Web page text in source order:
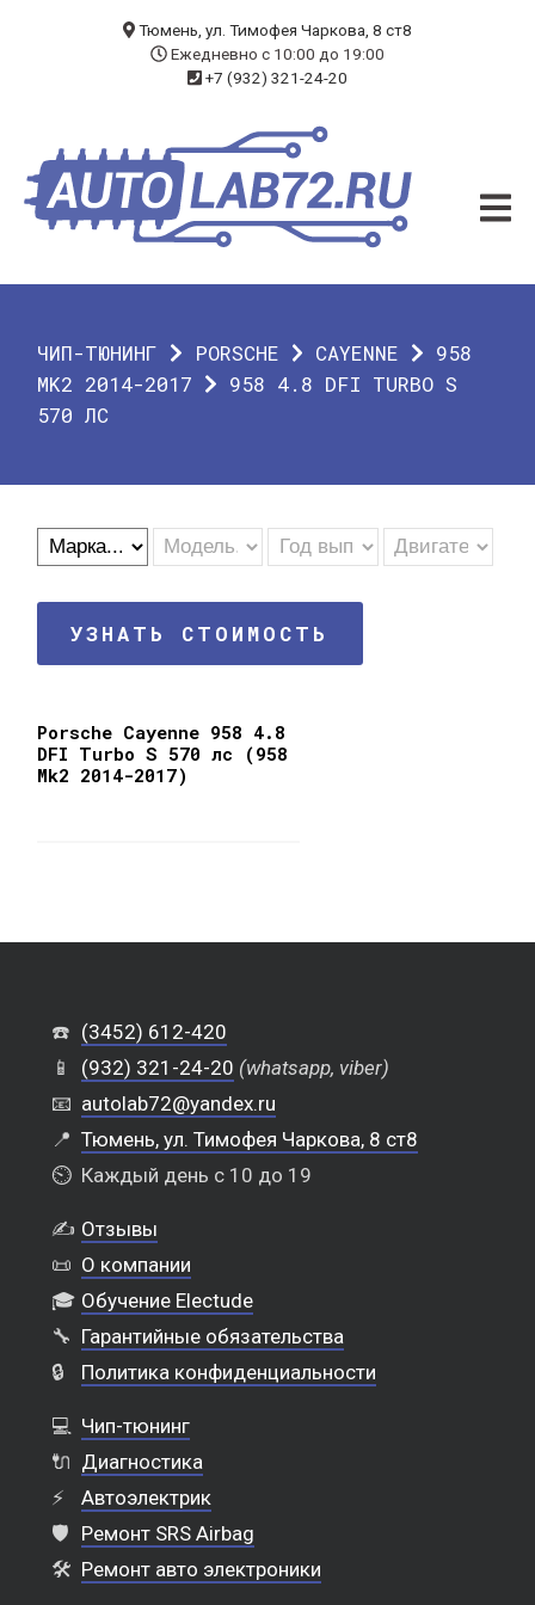
ЧИП-ТЮНИНГ
ДИАГНОСТИКА
О КОМПАНИИ
Тюмень, ул. Тимофея Чаркова, 8 ст8
Ежедневно с 10:00 до 19:00
+7 (932) 321-24-20
ЧИП-ТЮНИНГ PORSCHE CAYENNE
958
MK2 2014-2017
958 4.8 DFI TURBO S
570 ЛС
УЗНАТЬ СТОИМОСТЬ
Porsche Cayenne 958 4.8
DFI Turbo S 570 лс (958
Mk2 2014-2017)
☎️ (3452) 612-420
📱
(932) 321-24-20 (whatsapp, viber)
📧 autolab72@yandex.ru
📍 Тюмень, ул. Тимофея Чаркова, 8 ст8
⏲️ Каждый день с 10 до 19
✍️ Отзывы
📜 О компании
🎓 Обучение Electude
🔧 Гарантийные обязательства
🔒
Политика конфиденциальности
💻 Чип-тюнинг
🔌 Диагностика
⚡
Автоэлектрик
🛡️ Ремонт SRS Airbag
🛠️ Ремонт авто электроники